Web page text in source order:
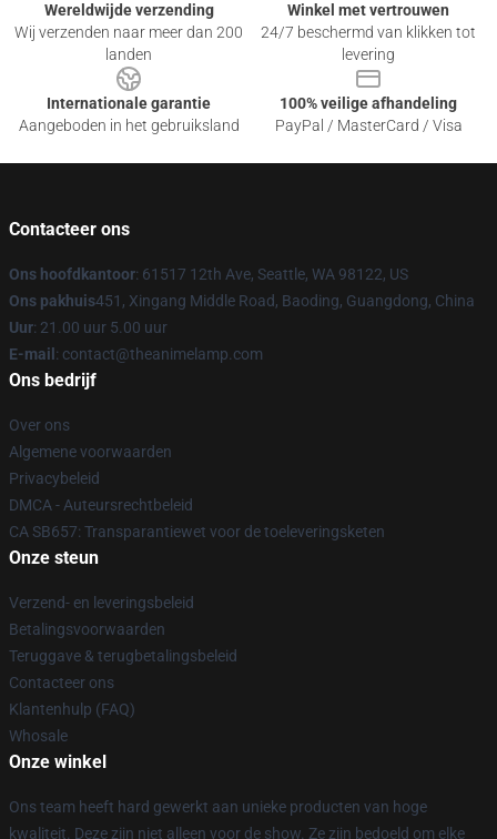
Wereldwijde verzending
Wij verzenden naar meer dan 200
landen
Winkel met vertrouwen
24/7 beschermd van klikken tot
levering
Internationale garantie
Aangeboden in het gebruiksland
100% veilige afhandeling
PayPal / MasterCard / Visa
Contacteer ons
Ons hoofdkantoor: 61517 12th Ave, Seattle, WA 98122, US
Ons pakhuis451, Xingang Middle Road, Baoding, Guangdong, China
Uur: 21.00 uur 5.00 uur
E-mail : contact@theanimelamp.com
Ons bedrijf
Over ons
Algemene voorwaarden
Privacybeleid
DMCA - Auteursrechtbeleid
CA SB657: Transparantiewet voor de toeleveringsketen
Onze steun
Verzend- en leveringsbeleid
Betalingsvoorwaarden
Teruggave & terugbetalingsbeleid
Contacteer ons
Klantenhulp (FAQ)
Whosale
Onze winkel
Ons team heeft hard gewerkt aan unieke producten van hoge
kwaliteit. Deze zijn niet alleen voor de show. Ze zijn bedoeld om elke